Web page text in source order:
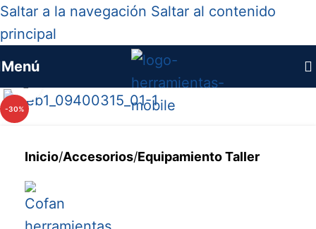
Saltar a la navegación Saltar al contenido
principal
Menú
-30%
Haga clic para ampliar
Inicio/Accesorios/Equipamiento Taller